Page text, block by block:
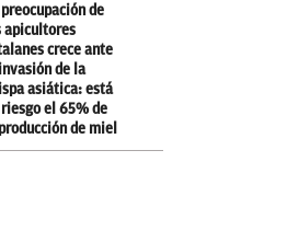
preocupación de
apicultores
crece ante
de la
asiática: está
el 65% de
de miel